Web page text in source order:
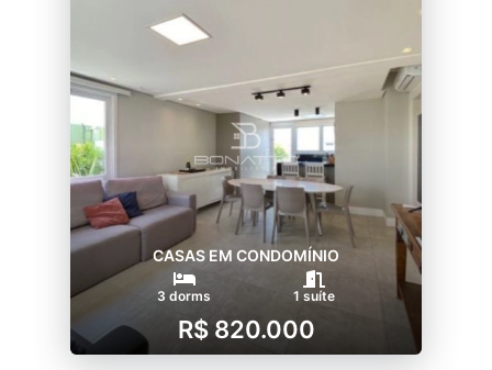
CASAS EM CONDOMÍNIO
3 dorms 1 suíte
R$ 820.000